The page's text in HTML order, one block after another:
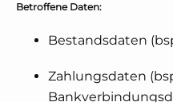
Betroffene Daten:
Bestandsdaten
Zahlungsdaten